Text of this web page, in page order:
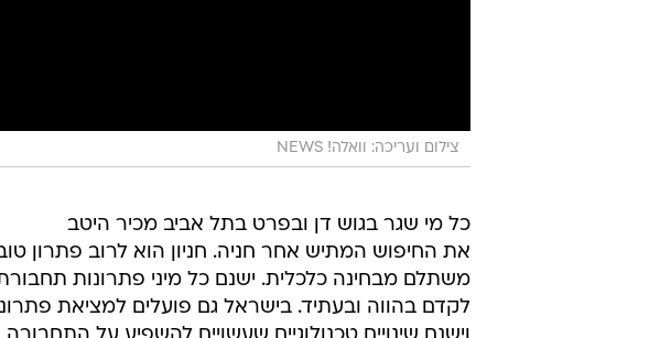
צילום ועריכה: וואלה! NEWS
כל מי שגר בגוש דן ובפרט בתל אביב מכיר היטב
את החיפוש המתיש אחר חניה. חניון הוא לרוב פתרון
משתלם מבחינה כלכלית. ישנם כל מיני פתרונות
לקדם בהווה ובעתיד. בישראל גם פועלים למציאת